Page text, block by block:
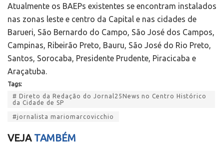
Atualmente os BAEPs existentes se encontram instalados
nas zonas leste e centro da Capital e nas cidades de
Barueri, São Bernardo do Campo, São José dos Campos,
Campinas, Ribeirão Preto, Bauru, São José do Rio Preto,
Santos, Sorocaba, Presidente Prudente, Piracicaba e
Araçatuba.
Tags:
# Direto da Redação do Jornal25News no Centro Histórico
da Cidade de SP
#jornalista mariomarcovicchio
VEJATAMBÉM